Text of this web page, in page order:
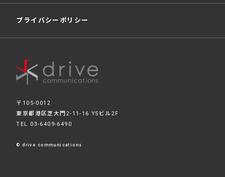
〒105-0012
東京都港区芝大門2-11-16 YSビル2F
TEL 03-6409-6490
©︎ drive communications
プライバシーポリシー